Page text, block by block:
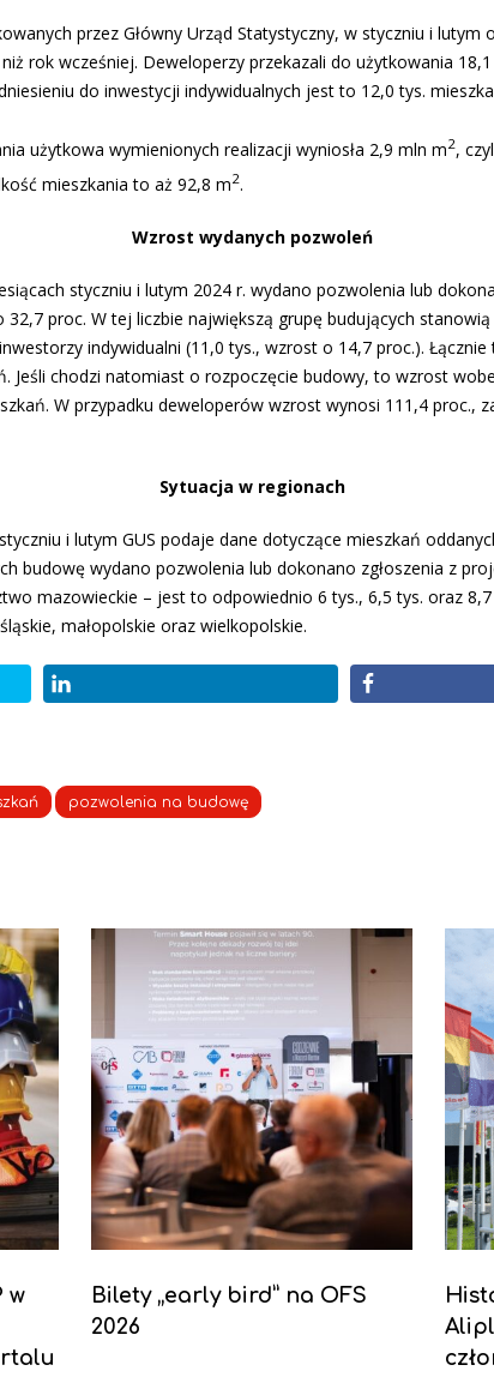
przez Główny Urząd Statystyczny, w styczniu i
rok wcześniej. Deweloperzy przekazali do użytkowania
do inwestycji indywidualnych jest to 12,0 tys.
użytkowa wymienionych realizacji wyniosła 2,9 mln m2,
mieszkania to aż 92,8 m2.
Wzrost wydanych pozwoleń
styczniu i lutym 2024 r. wydano pozwolenia lub
proc. W tej liczbie największą grupę budujących
indywidualni (11,0 tys., wzrost o 14,7 proc.).
Jeśli chodzi natomiast o rozpoczęcie budowy, to wzrost
W przypadku deweloperów wzrost wynosi 111,4 proc.,
Sytuacja w regionach
i lutym GUS podaje dane dotyczące mieszkań
budowę wydano pozwolenia lub dokonano zgłoszenia z
mazowieckie – jest to odpowiednio 6 tys., 6,5 tys. oraz
małopolskie oraz wielkopolskie.
pozwolenia na budowę
w
Bilety „early bird” na OFS
2026